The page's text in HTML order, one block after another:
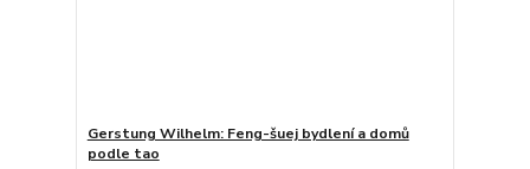
Gerstung Wilhelm: Feng-šuej bydlení a domů
podle tao